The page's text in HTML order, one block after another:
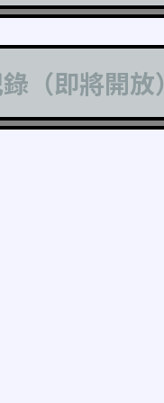
（即將開放）